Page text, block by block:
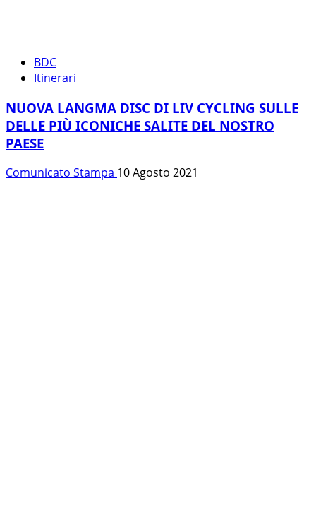
BDC
Itinerari
NUOVA LANGMA DISC DI LIV CYCLING SULLE
DELLE PIÙ ICONICHE SALITE DEL NOSTRO
PAESE
Comunicato Stampa 10 Agosto 2021